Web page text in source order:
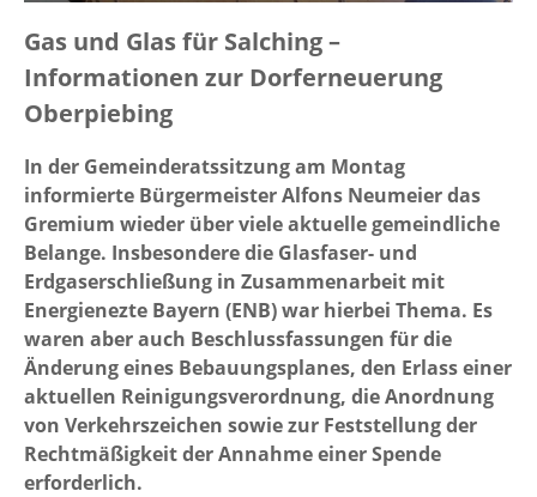
Gas und Glas für Salching–
Informationen zur Dorferneuerung
Oberpiebing
In der Gemeinderatssitzung am Montag
informierte Bürgermeister Alfons Neumeier das
Gremium wieder über viele aktuelle gemeindliche
Belange. Insbesondere die Glasfaser- und
Erdgaserschließung in Zusammenarbeit mit
Energienezte Bayern (ENB) war hierbei Thema. Es
waren aber auch Beschlussfassungen für die
Änderung eines Bebauungsplanes, den Erlass einer
aktuellen Reinigungsverordnung, die Anordnung
von Verkehrszeichen sowie zur Feststellung der
Rechtmäßigkeit der Annahme einer Spende
erforderlich.